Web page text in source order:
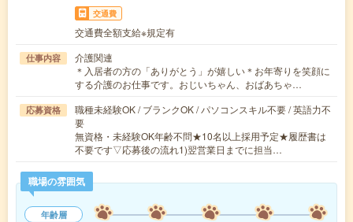
交通費
交通費全額支給※規定有
仕事内容
介護関連
＊入居者の方の「ありがとう」が嬉しい＊お年寄りを笑顔に
する介護のお仕事です。おじいちゃん、おばあちゃ…
応募資格
職種未経験OK / ブランクOK / パソコンスキル不要 / 英語力不
要
無資格・未経験OK年齢不問★10名以上採用予定★履歴書は
不要です▽応募後の流れ1)翌営業日までに担当…
職場の雰囲気
年齢層